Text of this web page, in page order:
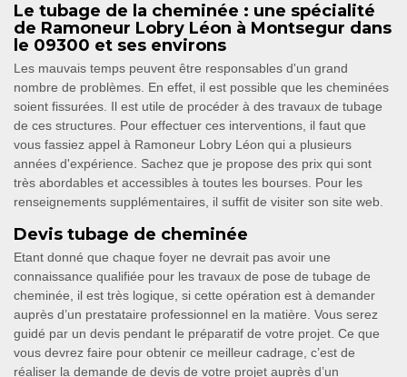
Le tubage de la cheminée : une spécialité
de Ramoneur Lobry Léon à Montsegur dans
le 09300 et ses environs
Les mauvais temps peuvent être responsables d'un grand
nombre de problèmes. En effet, il est possible que les cheminées
soient fissurées. Il est utile de procéder à des travaux de tubage
de ces structures. Pour effectuer ces interventions, il faut que
vous fassiez appel à Ramoneur Lobry Léon qui a plusieurs
années d'expérience. Sachez que je propose des prix qui sont
très abordables et accessibles à toutes les bourses. Pour les
renseignements supplémentaires, il suffit de visiter son site web.
Devis tubage de cheminée
Etant donné que chaque foyer ne devrait pas avoir une
connaissance qualifiée pour les travaux de pose de tubage de
cheminée, il est très logique, si cette opération est à demander
auprès d’un prestataire professionnel en la matière. Vous serez
guidé par un devis pendant le préparatif de votre projet. Ce que
vous devrez faire pour obtenir ce meilleur cadrage, c’est de
réaliser la demande de devis de votre projet auprès d’un